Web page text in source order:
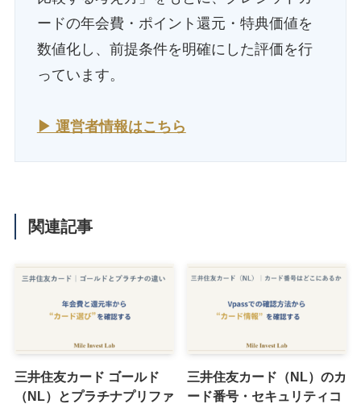
ードの年会費・ポイント還元・特典価値を
数値化し、前提条件を明確にした評価を行
っています。
▶ 運営者情報はこちら
関連記事
三井住友カード ゴールド
（NL）とプラチナプリファ
三井住友カード（NL）のカ
ード番号・セキュリティコ